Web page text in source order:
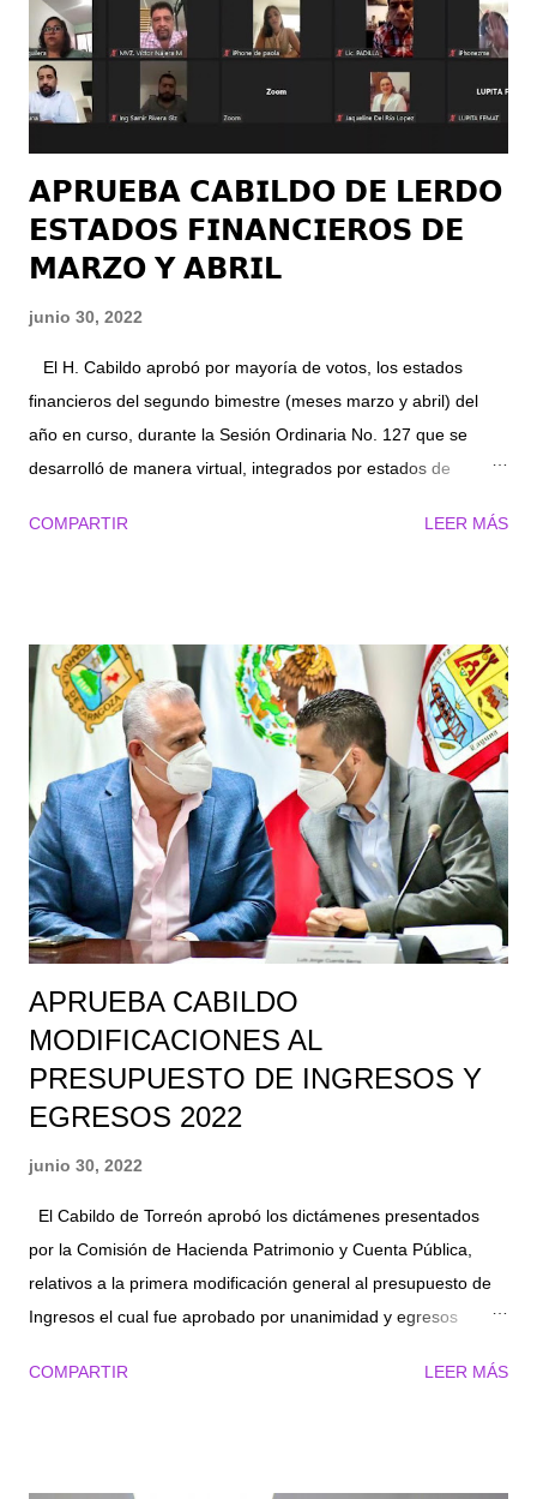
durante la impartición del curso, algunos de ellos lograron
encontrar un empleo en el área informática. “La
implementación de estos cursos nos ayuda mucho como
dirección de ...
𝗔𝗣𝗥𝗨𝗘𝗕𝗔 𝗖𝗔𝗕𝗜𝗟𝗗𝗢 𝗗𝗘 𝗟𝗘𝗥𝗗𝗢
𝗘𝗦𝗧𝗔𝗗𝗢𝗦 𝗙𝗜𝗡𝗔𝗡𝗖𝗜𝗘𝗥𝗢𝗦 𝗗𝗘
𝗠𝗔𝗥𝗭𝗢 𝗬 𝗔𝗕𝗥𝗜𝗟
junio 30, 2022
El H. Cabildo aprobó por mayoría de votos, los estados
financieros del segundo bimestre (meses marzo y abril) del
año en curso, durante la Sesión Ordinaria No. 127 que se
desarrolló de manera virtual, integrados por estados de
mensual de ingresos y de egresos. En el punto número 6, se
Públicos, Limpieza, Relleno Sanitario, Parques y Jardines, las
comisiones respectivas acordaron realizar mesas de trabajo
en las que se estudie y se complete cada uno de los
ordenamientos jurídicos municipales para que sean acordes a
las necesidades ciudadanas, en cuanto al mejoramiento y
control de los servicios. Además, se pretende organizar un
programa operativo para la limpieza de las calles,
descacharrización y escombro en la zona urbana y rural en
el...
COMPARTIR LEER MÁS
APRUEBA CABILDO
MODIFICACIONES AL
PRESUPUESTO DE INGRESOS Y
EGRESOS 2022
junio 30, 2022
El Cabildo de Torreón aprobó los dictámenes presentados
por la Comisión de Hacienda Patrimonio y Cuenta Pública,
relativos a la primera modificación general al presupuesto de
Ingresos el cual fue aprobado por unanimidad y egresos
Décimo Cuarta Sesión Ordinaria que tuvo efecto la tarde del
COMPARTIR LEER MÁS